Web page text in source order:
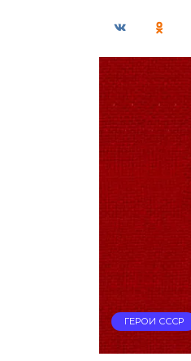
ГЕРОИ СССР